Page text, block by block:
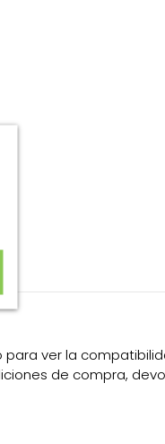
ver la
de compra,